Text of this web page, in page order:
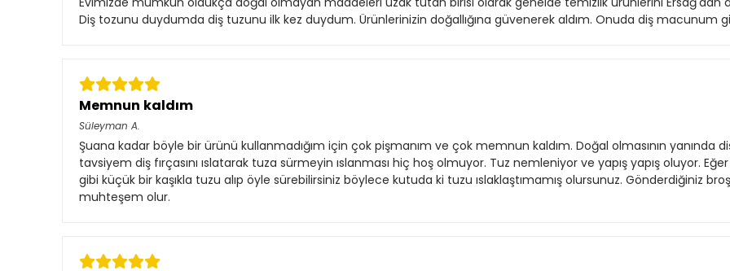
Diş tozunu duydumda diş tuzunu ilk kez duydum. Ürünlerinizin doğallığına güvenerek aldım. Onuda diş macunum
Memnun kaldım
Süleyman A.
Şuana kadar böyle bir ürünü kullanmadığım için çok pişmanım ve çok memnun kaldım. Doğal olmasının
tavsiyem diş fırçasını ıslatarak tuza sürmeyin ıslanması hiç hoş olmuyor. Tuz nemleniyor ve yapış yapış oluyor. Eğer
gibi küçük bir kaşıkla tuzu alıp öyle sürebilirsiniz böylece kutuda ki tuzu ıslaklaştımamış olursunuz. Gönderdiğiniz
muhteşem olur.